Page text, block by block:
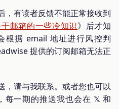
，有读者反馈不能正常接收到
邮箱的一些冷知识》后才知
根据 email 地址进行风控判
提供的订阅邮箱无法正
，请与我联系。或者您也可以
每一期的推送我也会在 𝕏 和